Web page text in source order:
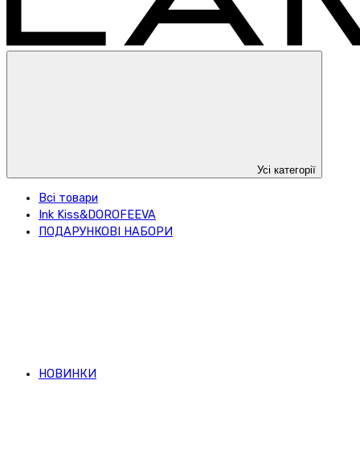
Усі категорії
Всі товари
Ink Kiss&DOROFEEVA
ПОДАРУНКОВІ НАБОРИ
НОВИНКИ